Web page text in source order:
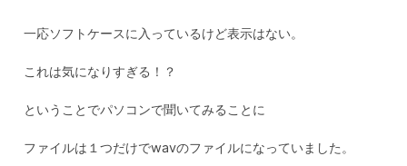
一応ソフトケースに入っているけど表示はない。
これは気になりすぎる！？
ということでパソコンで聞いてみることに